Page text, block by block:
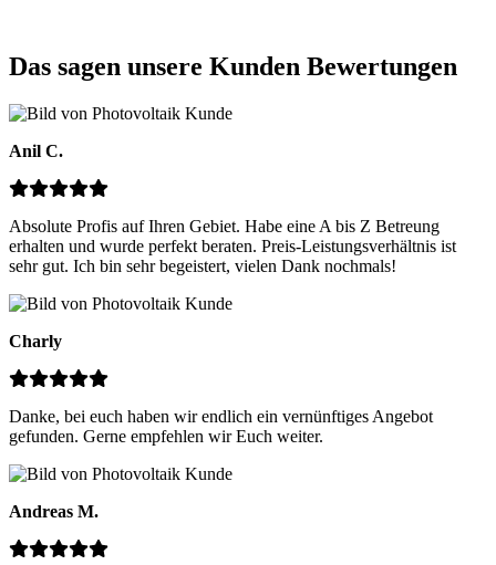
Das sagen unsere Kunden Bewertungen
Anil C.
Absolute Profis auf Ihren Gebiet. Habe eine A bis Z Betreung
erhalten und wurde perfekt beraten. Preis-Leistungsverhältnis ist
sehr gut. Ich bin sehr begeistert, vielen Dank nochmals!
Charly
Danke, bei euch haben wir endlich ein vernünftiges Angebot
gefunden. Gerne empfehlen wir Euch weiter.
Andreas M.